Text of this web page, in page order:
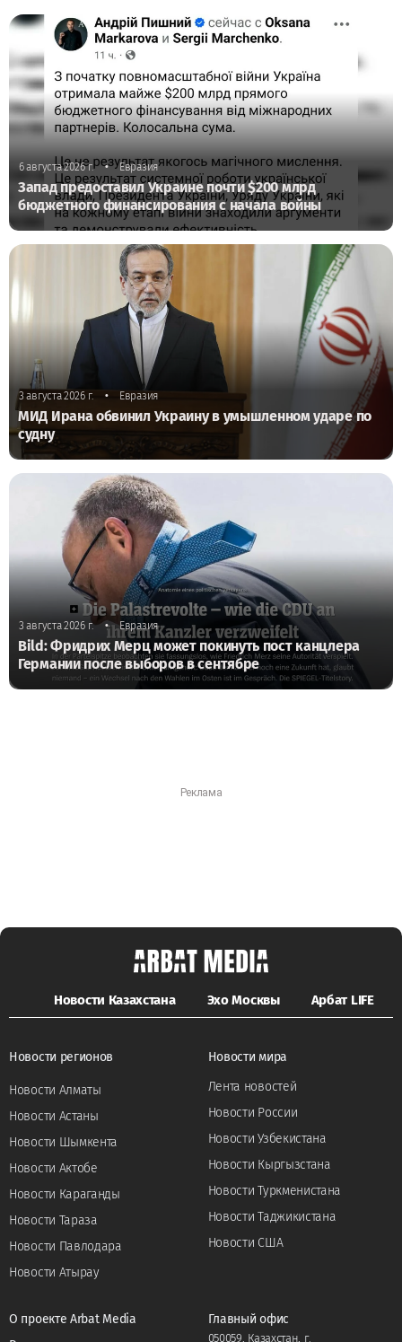
6 августа 2026 г. • Евразия
Запад предоставил Украине почти $200 млрд
бюджетного финансирования с начала войны
3 августа 2026 г. • Евразия
МИД Ирана обвинил Украину в умышленном ударе по
судну
3 августа 2026 г. • Евразия
Bild: Фридрих Мерц может покинуть пост канцлера
Германии после выборов в сентябре
Новости Казахстана Эхо Москвы Арбат LIFE
Новости регионов
Новости Алматы
Новости Астаны
Новости Шымкента
Новости Актобе
Новости Караганды
Новости Тараза
Новости Павлодара
Новости Атырау
Новости мира
Лента новостей
Новости России
Новости Узбекистана
Новости Кыргызстана
Новости Туркменистана
Новости Таджикистана
Новости США
О проекте Arbat Media
Главный офис
050059, Казахстан, г.